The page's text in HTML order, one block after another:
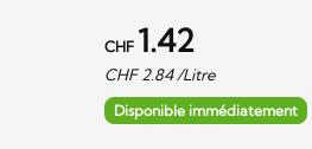
CHF 1.42
CHF 2.84/Litre
Disponible immédiatement